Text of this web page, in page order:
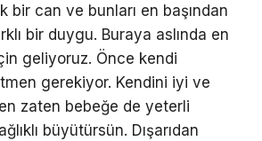
bir can ve bunları en başından
bir duygu. Buraya aslında en
geliyoruz. Önce kendi
gerekiyor. Kendini iyi ve
zaten bebeğe de yeterli
büyütürsün. Dışarıdan